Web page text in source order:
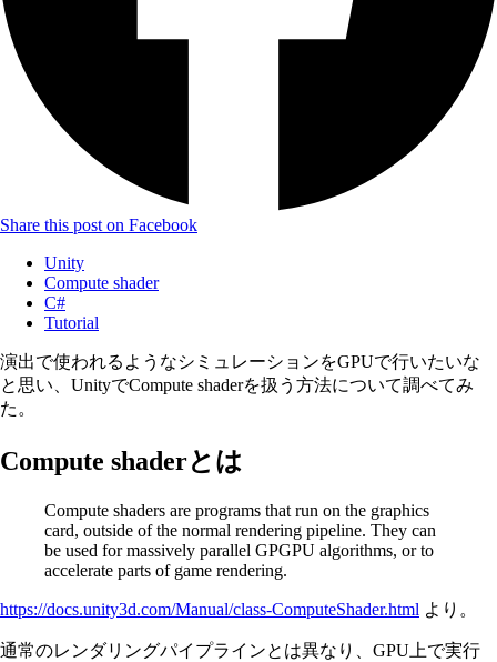
Share this post on Facebook
Unity
Compute shader
C#
Tutorial
演出で使われるようなシミュレーションをGPUで行いたいな
と思い、UnityでCompute shaderを扱う方法について調べてみ
た。
Compute shaderとは
Compute shaders are programs that run on the graphics
card, outside of the normal rendering pipeline. They can
be used for massively parallel GPGPU algorithms, or to
accelerate parts of game rendering.
https://docs.unity3d.com/Manual/class-ComputeShader.html より。
通常のレンダリングパイプラインとは異なり、GPU上で実行